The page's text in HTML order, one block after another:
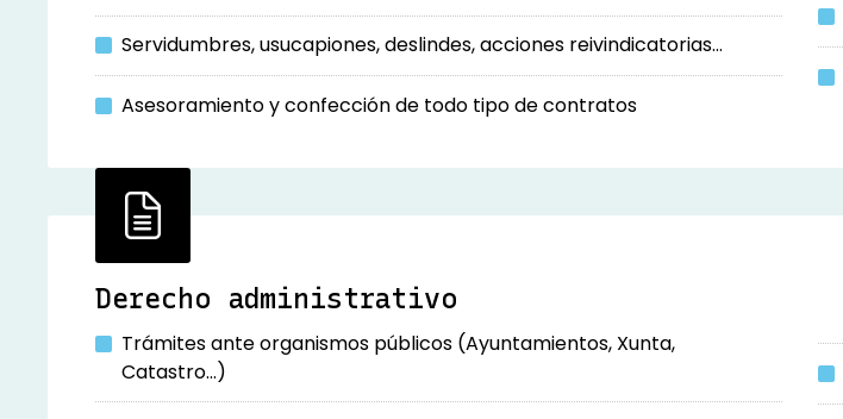
Servidumbres, usucapiones, deslindes, acciones reivindicatorias...
Asesoramiento y confección de todo tipo de contratos
Derecho administrativo
Trámites ante organismos públicos (Ayuntamientos, Xunta,
Catastro...)